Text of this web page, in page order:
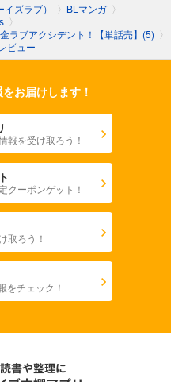
ズラブ） 〉 BLマンガ 〉
〉
ラブアクシデント！【単話売】(5) 〉
ビュー
をお届けします！
報を受け取ろう！
クーポンゲット！
取ろう！
をチェック！